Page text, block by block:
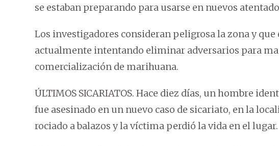
se estaban preparando para usarse en nuevos
Los investigadores consideran peligrosa la zona y
actualmente intentando eliminar adversarios para
comercialización de marihuana.
ÚLTIMOS SICARIATOS. Hace diez días, un hombre
fue asesinado en un nuevo caso de sicariato, en la
rociado a balazos y la víctima perdió la vida en el lugar.